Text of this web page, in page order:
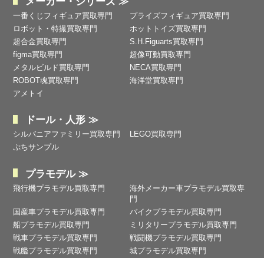
一番くじフィギュア買取専門
プライズフィギュア買取専門
ロボット・特撮買取専門
ホットトイズ買取専門
超合金買取専門
S.H.Figuarts買取専門
figma買取専門
超像可動買取専門
メタルビルド買取専門
NECA買取専門
ROBOT魂買取専門
海洋堂買取専門
アメトイ
ドール・人形 ≫
シルバニアファミリー買取専門
LEGO買取専門
ぷちサンプル
プラモデル ≫
飛行機プラモデル買取専門
海外メーカー車プラモデル買取専
門
国産車プラモデル買取専門
バイクプラモデル買取専門
船プラモデル買取専門
ミリタリープラモデル買取専門
戦車プラモデル買取専門
戦闘機プラモデル買取専門
戦艦プラモデル買取専門
城プラモデル買取専門